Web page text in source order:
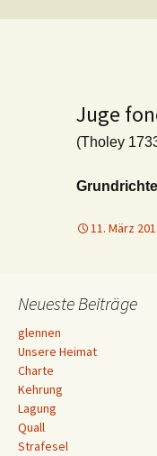
Juge
(Tholey
11. März
Neueste Beiträge
glennen
Unsere Heimat
Charte
Kehrung
Lagung
Quall
Strafesel